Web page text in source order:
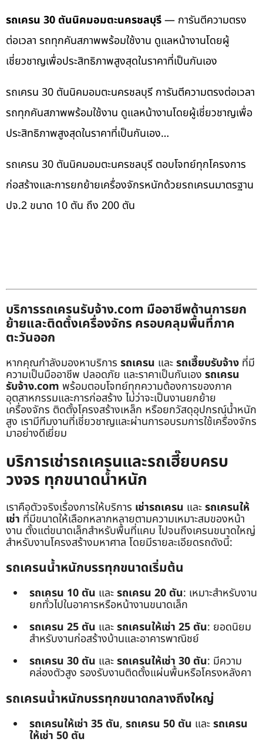
รถเครน 30 ตันนิคมอมตะนครชลบุรี— การันตีความตรง
ต่อเวลา รถทุกคันสภาพพร้อมใช้งาน ดูแลหน้างานโดยผู้
เชี่ยวชาญเพื่อประสิทธิภาพสูงสุดในราคาที่เป็นกันเอง
รถเครน 30 ตันนิคมอมตะนครชลบุรี การันตีความตรงต่อเวลา
รถทุกคันสภาพพร้อมใช้งาน ดูแลหน้างานโดยผู้เชี่ยวชาญเพื่อ
ประสิทธิภาพสูงสุดในราคาที่เป็นกันเอง…
รถเครน 30 ตันนิคมอมตะนครชลบุรี ตอบโจทย์ทุกโครงการ
ก่อสร้างและการยกย้ายเครื่องจักรหนักด้วยรถเครนมาตรฐาน
ปจ.2 ขนาด 10 ตัน ถึง 200 ตัน
บริการรถเครนรับจ้าง.com มืออาชีพด้านการยก
ย้ายและติดตั้งเครื่องจักร ครอบคลุมพื้นที่ภาค
ตะวันออก
หากคุณกำลังมองหาบริการ รถเครน และรถเฮี๊ยบรับจ้าง ที่มี
ความเป็นมืออาชีพ ปลอดภัย และราคาเป็นกันเอง รถเครน
รับจ้าง.com พร้อมตอบโจทย์ทุกความต้องการของภาค
อุตสาหกรรมและการก่อสร้าง ไม่ว่าจะเป็นงานยกย้าย
เครื่องจักร ติดตั้งโครงสร้างเหล็ก หรือยกวัสดุอุปกรณ์น้ำหนัก
สูง เรามีทีมงานที่เชี่ยวชาญและผ่านการอบรมการใช้เครื่องจักร
มาอย่างดีเยี่ยม
บริการเช่ารถเครนและรถเฮี๊ยบครบ
วงจร ทุกขนาดน้ำหนัก
เราคือตัวจริงเรื่องการให้บริการ เช่ารถเครน และรถเครนให้
เช่า ที่มีขนาดให้เลือกหลากหลายตามความเหมาะสมของหน้า
งาน ตั้งแต่ขนาดเล็กสำหรับพื้นที่แคบ ไปจนถึงเครนขนาดใหญ่
สำหรับงานโครงสร้างมหาศาล โดยมีรายละเอียดรถดังนี้:
รถเครนน้ำหนักบรรทุกขนาดเริ่มต้น
รถเครน 10 ตัน และรถเครน 20 ตัน: เหมาะสำหรับงาน
ยกทั่วไปในอาคารหรือหน้างานขนาดเล็ก
รถเครน 25 ตัน และรถเครนให้เช่า 25 ตัน: ยอดนิยม
สำหรับงานก่อสร้างบ้านและอาคารพาณิชย์
รถเครน 30 ตัน และรถเครนให้เช่า 30 ตัน: มีความ
คล่องตัวสูง รองรับงานติดตั้งแผ่นพื้นหรือโครงหลังคา
รถเครนน้ำหนักบรรทุกขนาดกลางถึงใหญ่
รถเครนให้เช่า 35 ตัน, รถเครน 50 ตัน และรถเครน
ให้เช่า 50 ตัน